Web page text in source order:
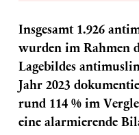
Insgesamt 1.926
wurden im Rahmen
Lagebildes
Jahr 2023
rund 114 % im
eine alarmierende